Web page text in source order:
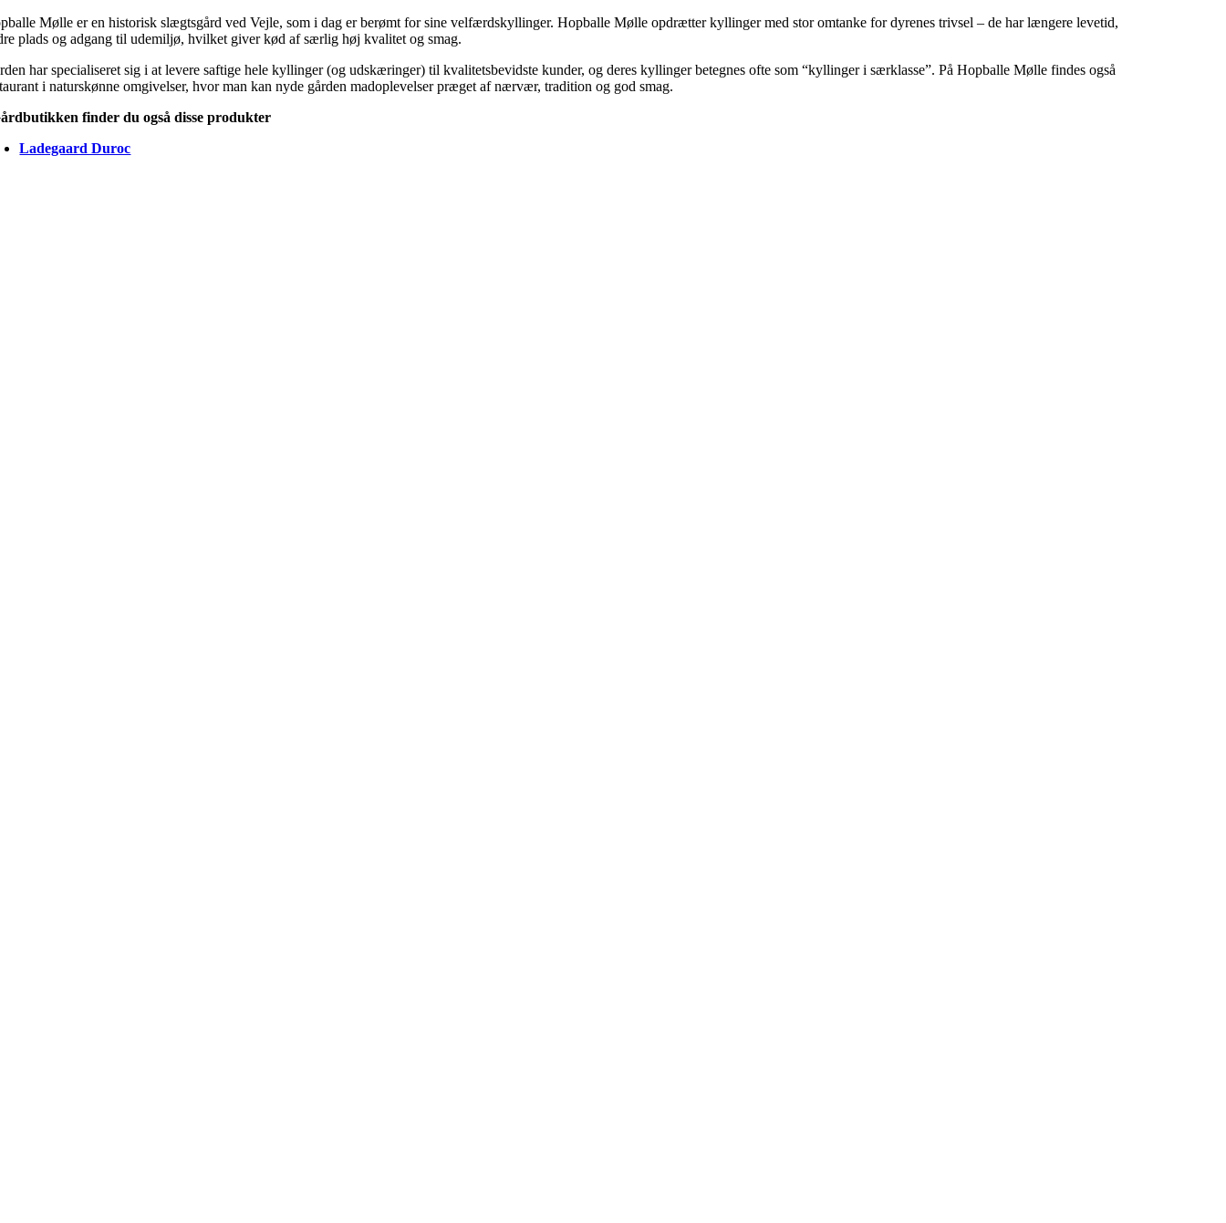
Mølle er en historisk slægtsgård ved Vejle, som i dag er berømt for sine velfærdskyllinger. Hopballe Mølle opdrætter kyllinger med stor omtanke for dyrenes trivsel – de har længere levetid,
plads og adgang til udemiljø, hvilket giver kød af særlig høj kvalitet og smag.
har specialiseret sig i at levere saftige hele kyllinger (og udskæringer) til kvalitetsbevidste kunder, og deres kyllinger betegnes ofte som “kyllinger i særklasse”. På Hopballe Mølle findes også
i naturskønne omgivelser, hvor man kan nyde gården madoplevelser præget af nærvær, tradition og god smag.
finder du også disse produkter
Ladegaard Duroc